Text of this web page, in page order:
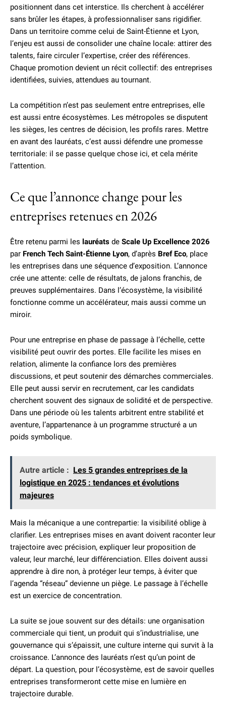
positionnent dans cet interstice. Ils cherchent à accélérer
sans brûler les étapes, à professionnaliser sans rigidifier.
Dans un territoire comme celui de Saint-Étienne et Lyon,
l’enjeu est aussi de consolider une chaîne locale: attirer des
talents, faire circuler l’expertise, créer des références.
Chaque promotion devient un récit collectif: des entreprises
identifiées, suivies, attendues au tournant.
La compétition n’est pas seulement entre entreprises, elle
est aussi entre écosystèmes. Les métropoles se disputent
les sièges, les centres de décision, les profils rares. Mettre
en avant des lauréats, c’est aussi défendre une promesse
territoriale: il se passe quelque chose ici, et cela mérite
l’attention.
Ce que l’annonce change pour les
entreprises retenues en 2026
Être retenu parmi les lauréats de Scale Up Excellence 2026
par French Tech Saint-Étienne Lyon, d’après Bref Eco, place
les entreprises dans une séquence d’exposition. L’annonce
crée une attente: celle de résultats, de jalons franchis, de
preuves supplémentaires. Dans l’écosystème, la visibilité
fonctionne comme un accélérateur, mais aussi comme un
miroir.
Pour une entreprise en phase de passage à l’échelle, cette
visibilité peut ouvrir des portes. Elle facilite les mises en
relation, alimente la confiance lors des premières
discussions, et peut soutenir des démarches commerciales.
Elle peut aussi servir en recrutement, car les candidats
cherchent souvent des signaux de solidité et de perspective.
Dans une période où les talents arbitrent entre stabilité et
aventure, l’appartenance à un programme structuré a un
poids symbolique.
Autre article : Les 5 grandes entreprises de la
logistique en 2025 : tendances et évolutions
majeures
Mais la mécanique a une contrepartie: la visibilité oblige à
clarifier. Les entreprises mises en avant doivent raconter leur
trajectoire avec précision, expliquer leur proposition de
valeur, leur marché, leur différenciation. Elles doivent aussi
apprendre à dire non, à protéger leur temps, à éviter que
l’agenda “réseau” devienne un piège. Le passage à l’échelle
est un exercice de concentration.
La suite se joue souvent sur des détails: une organisation
commerciale qui tient, un produit qui s’industrialise, une
gouvernance qui s’épaissit, une culture interne qui survit à la
croissance. L’annonce des lauréats n’est qu’un point de
départ. La question, pour l’écosystème, est de savoir quelles
entreprises transformeront cette mise en lumière en
trajectoire durable.